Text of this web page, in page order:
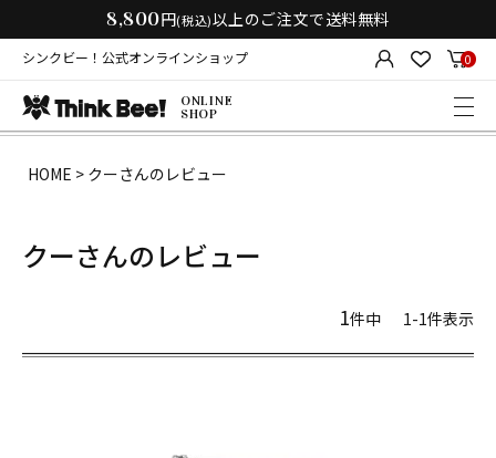
8,800円(税込)以上のご注文で送料無料
シンクビー！公式オンラインショップ 0
ONLINE
SHOP
HOME クーさんのレビュー
クーさんのレビュー
1件中 1-1件表示